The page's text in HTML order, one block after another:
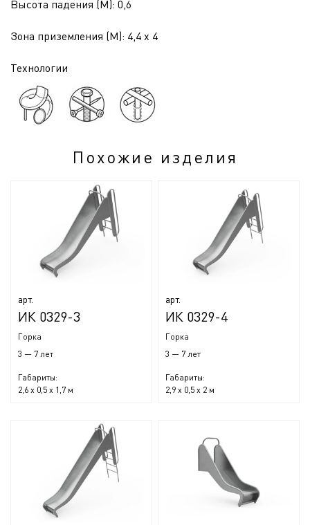
Высота падения (М): 0,6
Зона приземления (М): 4,4 x 4
Технологии
Похожие изделия
арт.
ИК 0329-3
Горка
3 — 7 лет
Габариты:
2,6 x 0,5 x 1,7 м
арт.
ИК 0329-4
Горка
3 — 7 лет
Габариты:
2,9 x 0,5 x 2 м